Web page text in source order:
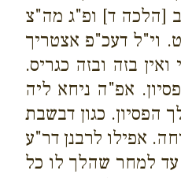
[הלכה ד] ופ"ג מה"צ
וי"ל דעכ"פ אצטריך
בזה ובזה כגריס.
אפ"ה ניחא ליה
הפסיון. כגון דבשבת
אפילו לרבנן דר"ע
למחר שהלך לו כל